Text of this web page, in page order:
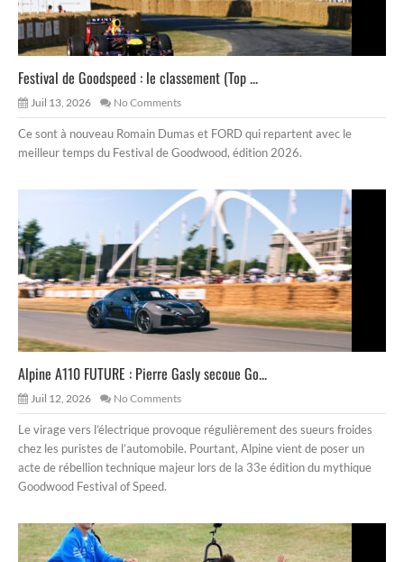
Festival de Goodspeed : le classement (Top ...
Juil 13, 2026 No Comments
Ce sont à nouveau Romain Dumas et FORD qui repartent avec le
meilleur temps du Festival de Goodwood, édition 2026.
Alpine A110 FUTURE : Pierre Gasly secoue Go...
Juil 12, 2026 No Comments
Le virage vers l’électrique provoque régulièrement des sueurs froides
chez les puristes de l’automobile. Pourtant, Alpine vient de poser un
acte de rébellion technique majeur lors de la 33e édition du mythique
Goodwood Festival of Speed.